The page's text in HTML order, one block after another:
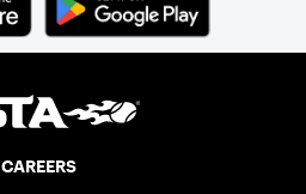
CAREERS